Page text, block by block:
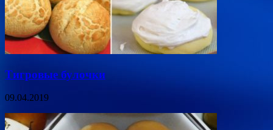
Тигровые булочки
09.04.2019